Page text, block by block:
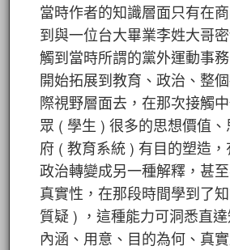
當時作者的知識層面只有在
到與一位台大畢業李姓大哥
觸到當時所謂的黨外運動事
開始拓展到教育、政治、整
際視野層面去，在那次接觸
眾 ( 學生 ) 很多的思想價值
府 ( 教育系統 ) 有目的塑造
政治轉變成另一種解釋，甚
真實性，在那段時間學到了
質疑 ) ，這種能力可洞悉直
內涵、用意、目的為何、真